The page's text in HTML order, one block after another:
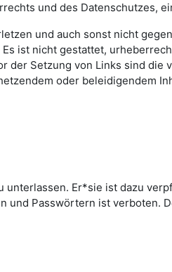
und des Datenschutzes,
und auch sonst nicht
ist nicht gestattet,
der Setzung von Links sind die
oder beleidigendem
unterlassen. Er*sie ist dazu
und Passwörtern ist verboten.